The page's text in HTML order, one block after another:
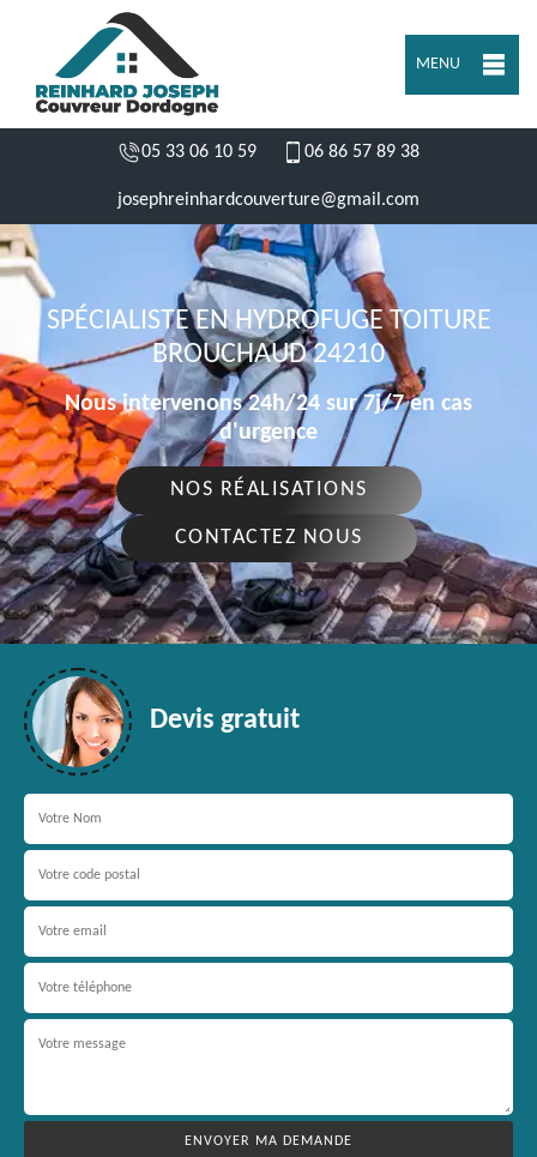
MENU
05 33 06 10 59 06 86 57 89 38
josephreinhardcouverture@gmail.com
SPÉCIALISTE EN HYDROFUGE TOITURE
BROUCHAUD 24210
Nous intervenons 24h/24 sur 7j/7 en cas
d'urgence
NOS RÉALISATIONS
CONTACTEZ NOUS
Devis gratuit